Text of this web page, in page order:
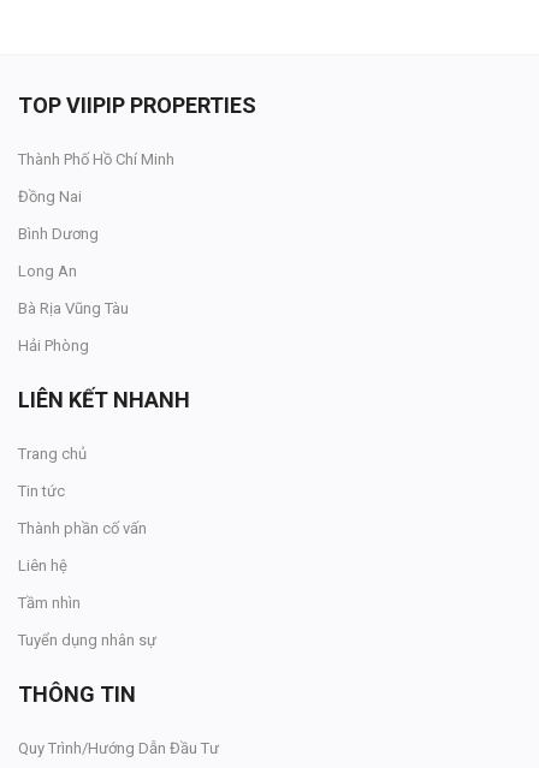
TOP VIIPIP PROPERTIES
Thành Phố Hồ Chí Minh
Đồng Nai
Bình Dương
Long An
Bà Rịa Vũng Tàu
Hải Phòng
LIÊN KẾT NHANH
Trang chủ
Tin tức
Thành phần cố vấn
Liên hệ
Tầm nhìn
Tuyển dụng nhân sự
THÔNG TIN
Quy Trình/Hướng Dẫn Đầu Tư